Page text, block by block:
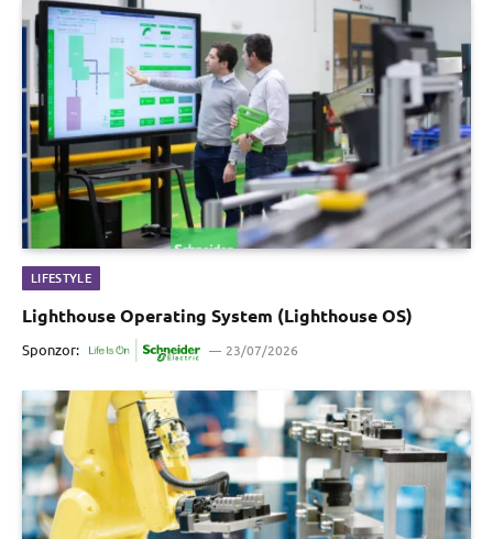
LIFESTYLE
Lighthouse Operating System (Lighthouse OS)
Sponzor: 23/07/2026